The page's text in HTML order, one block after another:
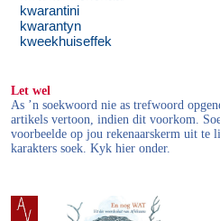
kwarantini
kwarantyn
kweekhuiseffek
Let wel
As ’n soekwoord nie as trefwoord
artikels vertoon, indien dit voorkom.
voorbeelde op jou rekenaarskerm uit te
karakters soek. Kyk hier onder.